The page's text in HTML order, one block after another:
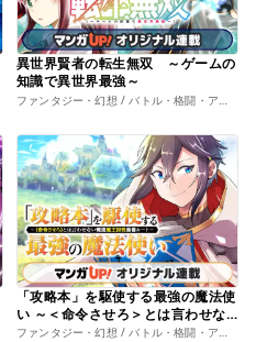
異世界賢者の転生無双 ～ゲームの
知識で異世界最強～
「攻略本」を駆使する最強の魔法使
い ～＜命令させろ＞とは言わせな
い俺流魔王討伐最善ルート～
ファンタジー・幻想 / バトル・格闘・アクション